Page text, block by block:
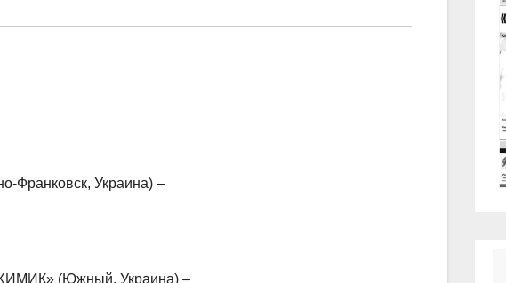
Украина) –
(Южный, Украина) –